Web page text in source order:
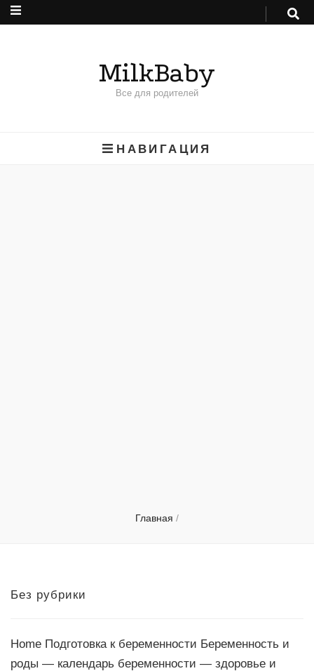
MilkBaby
Все для родителей
НАВИГАЦИЯ
Главная /
Без рубрики
Home Подготовка к беременности Беременность и
роды — календарь беременности — здоровье и